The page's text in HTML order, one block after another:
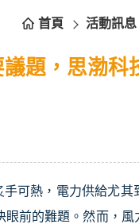
首頁 活動訊息
題，思渤科
可熱，電力供給尤其
前的難題。然而，風